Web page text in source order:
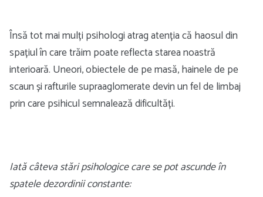
Însă tot mai mulți psihologi atrag atenția că haosul din
spațiul în care trăim poate reflecta starea noastră
interioară. Uneori, obiectele de pe masă, hainele de pe
scaun și rafturile supraaglomerate devin un fel de limbaj
prin care psihicul semnalează dificultăți.
Iată câteva stări psihologice care se pot ascunde în
spatele dezordinii constante: